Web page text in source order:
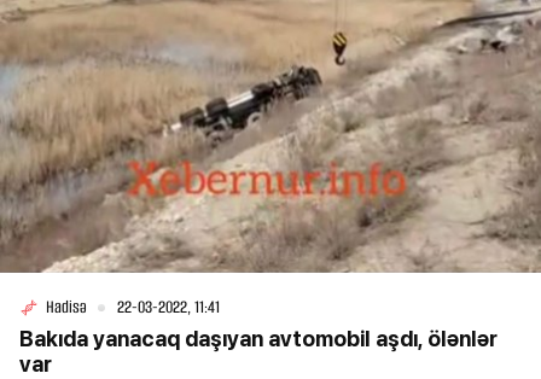
Hadisə 22-03-2022, 11:41
Bakıda yanacaq daşıyan avtomobil aşdı, ölənlər
var